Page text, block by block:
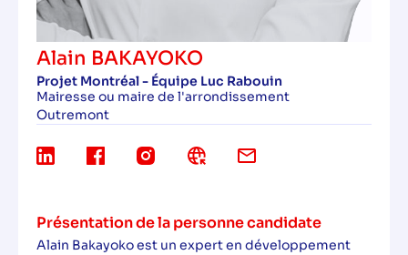
Alain BAKAYOKO
Projet Montréal - Équipe Luc Rabouin
Mairesse ou maire de l'arrondissement
Outremont
Présentation de la personne candidate
Alain Bakayoko est un expert en développement